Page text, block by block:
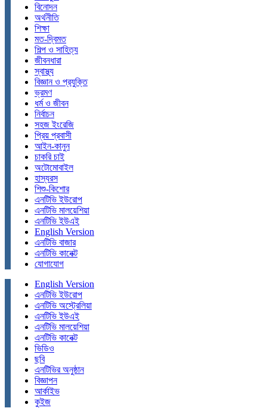
বিনোদন
অর্থনীতি
শিক্ষা
মত-দ্বিমত
শিল্প ও সাহিত্য
জীবনধারা
স্বাস্থ্য
বিজ্ঞান ও প্রযুক্তি
ভ্রমণ
ধর্ম ও জীবন
নির্বাচন
সহজ ইংরেজি
প্রিয় প্রবাসী
আইন-কানুন
চাকরি চাই
অটোমোবাইল
হাস্যরস
শিশু-কিশোর
এনটিভি ইউরোপ
এনটিভি মালয়েশিয়া
এনটিভি ইউএই
English Version
এনটিভি বাজার
এনটিভি কানেক্ট
যোগাযোগ
English Version
এনটিভি ইউরোপ
এনটিভি অস্ট্রেলিয়া
এনটিভি ইউএই
এনটিভি মালয়েশিয়া
এনটিভি কানেক্ট
ভিডিও
ছবি
এনটিভির অনুষ্ঠান
বিজ্ঞাপন
আর্কাইভ
কুইজ